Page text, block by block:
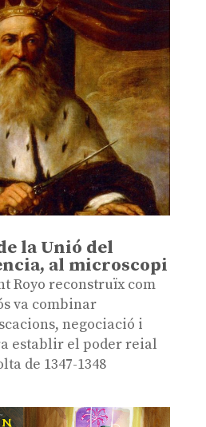
la Unió del
al microscopi
Royo reconstruïx com
va combinar
negociació i
establir el poder reial
de 1347-1348